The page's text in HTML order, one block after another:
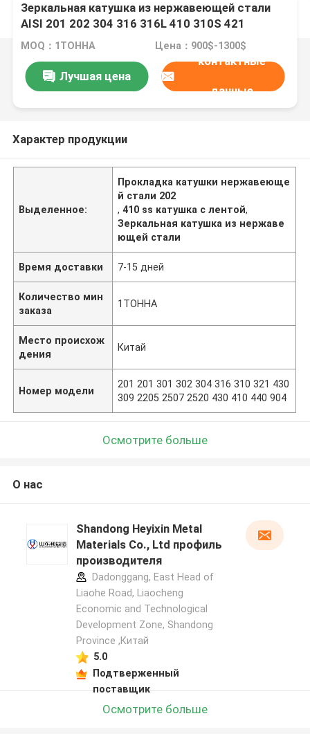
Зеркальная катушка из нержавеющей стали
AISI 201 202 304 316 316L 410 310S 421
MOQ：1ТОННА Цена：900$-1300$
Лучшая цена
контактные
данные
Характер продукции
Выделенное:
Прокладка катушки нержавеюще
й стали 202
,410 ss катушка с лентой,
Зеркальная катушка из нержаве
ющей стали
Время доставки 7-15 дней
Количество мин
заказа
1ТОННА
Место происхож
дения
Китай
Номер модели
201 201 301 302 304 316 310 321 430
309 2205 2507 2520 430 410 440 904
Осмотрите больше
О нас
Shandong Heyixin Metal
Materials Co., Ltd профиль
производителя
Dadonggang, East Head of
Liaohe Road, Liaocheng
Economic and Technological
Development Zone, Shandong
Province ,Китай
5.0
Подтверженный
поставщик
Осмотрите больше